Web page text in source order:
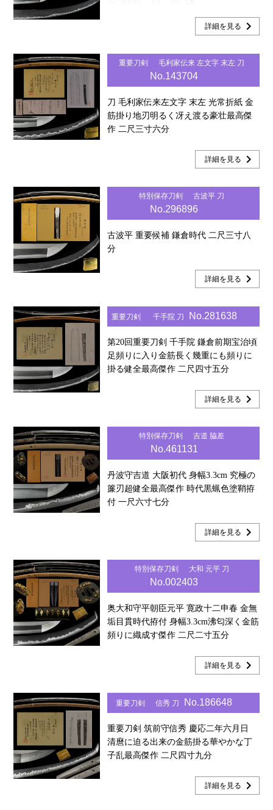
詳細を見る chevron_right
重要刀剣 毛利家伝来 左文字 末左 刀
No.143704
刀 毛利家伝来左文字 末左 光常折紙 金
筋掛り地刃明るく冴え渡る豪壮最高傑
作 二尺三寸六分
詳細を見る chevron_right
特別保存刀剣 古波平 刀
No.296896
古波平 重要候補 鎌倉時代 二尺三寸八
分
詳細を見る chevron_right
重要刀剣 千手院 刀 No.281638
第20回重要刀剣 千手院 鎌倉前期宝治頃
足頻りに入り金筋長く幾重にも頻りに
掛る健全最高傑作 二尺四寸五分
詳細を見る chevron_right
特別保存刀剣 吉道 脇差
No.461131
丹波守吉道 大阪初代 身幅3.3cm 究極の
簾刃超健全最高傑作 時代黒蝋色塗鞘拵
付 一尺六寸七分
詳細を見る chevron_right
特別保存刀剣 大和 元平 刀
No.002403
奥大和守平朝臣元平 寛政十二申春 金無
垢目貫時代拵付 身幅3.3cm沸匂深く金筋
頻りに織成す傑作 二尺二寸五分
詳細を見る chevron_right
重要刀剣 信秀 刀 No.186648
重要刀剣 筑前守信秀 慶応二年六月日
清麿に迫る出来の金筋掛る華やかな丁
子乱最高傑作 二尺四寸九分
詳細を見る chevron_right